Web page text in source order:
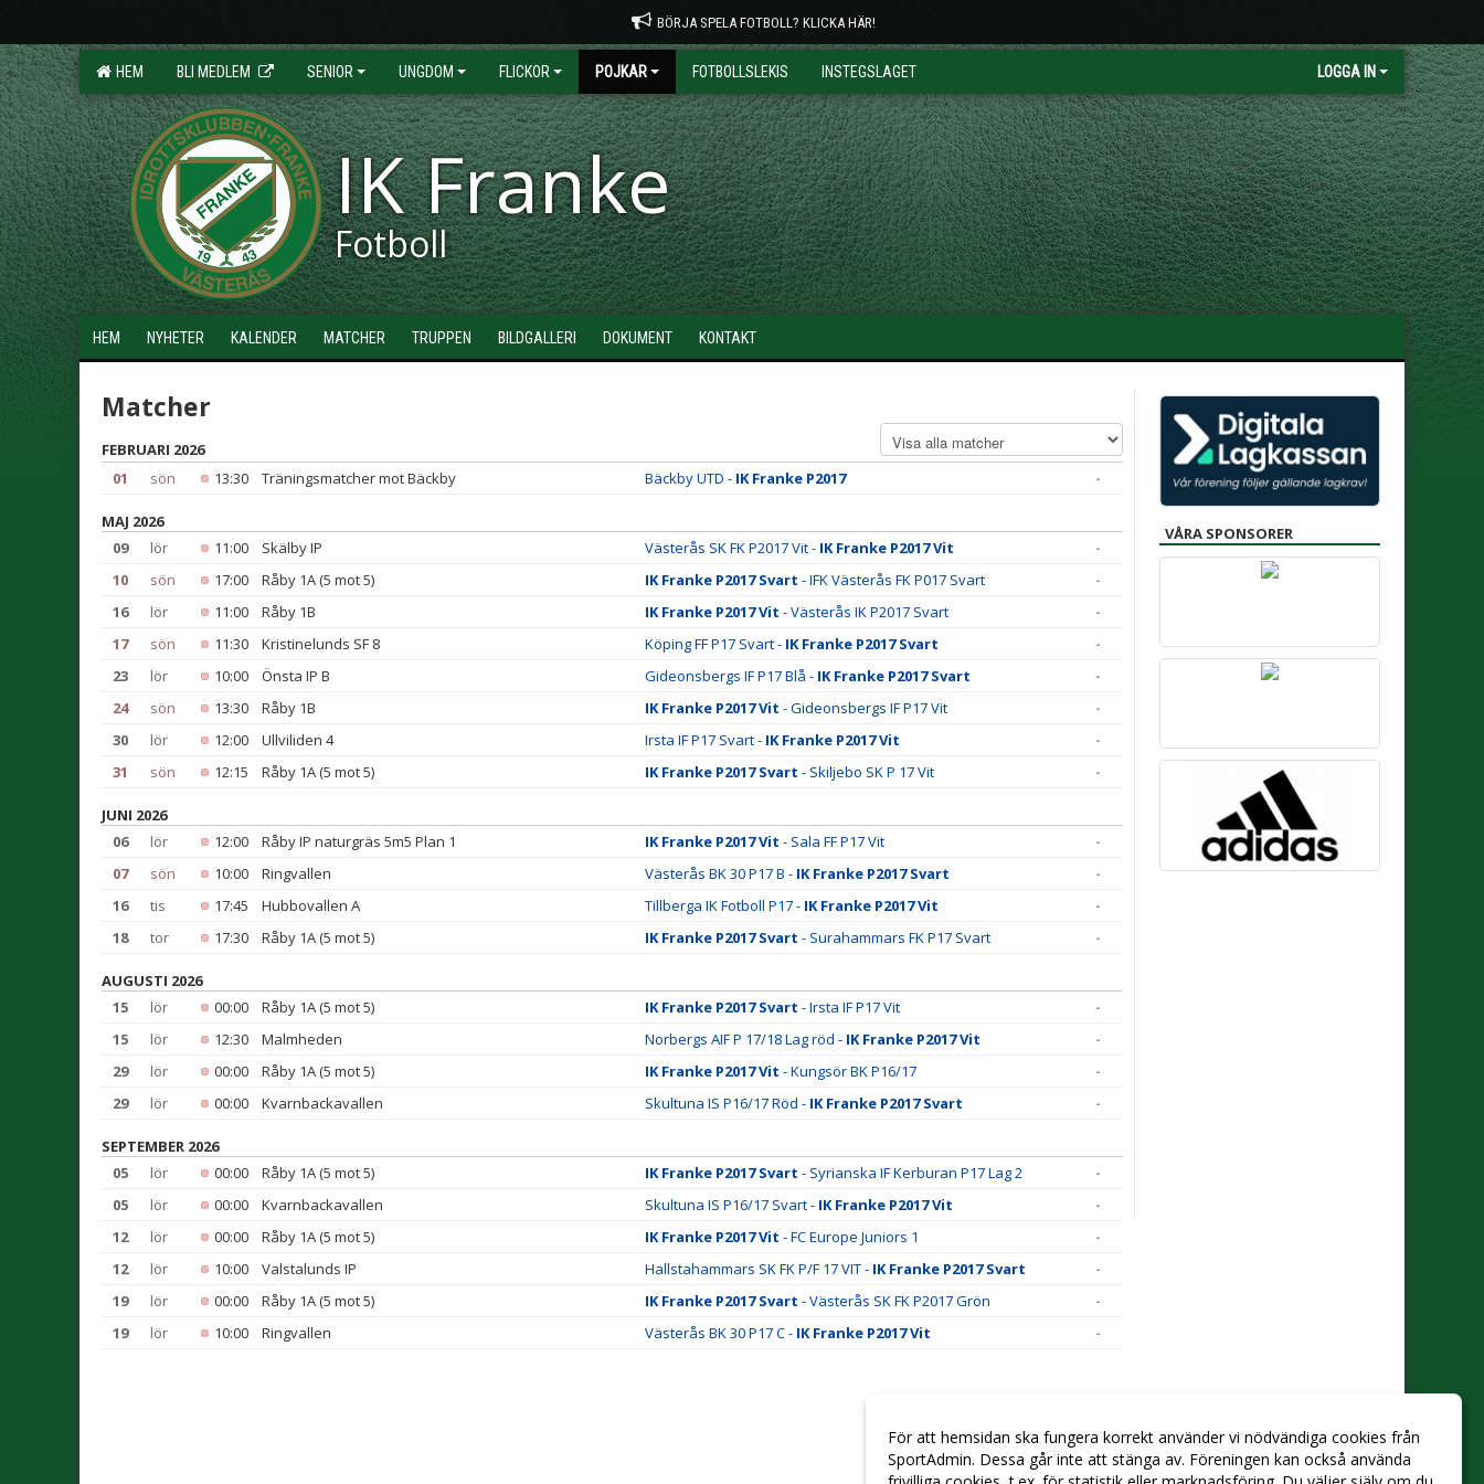
BÖRJA SPELA FOTBOLL? KLICKA HÄR!
HEM BLI MEDLEM SENIOR UNGDOM FLICKOR POJKAR FOTBOLLSLEKIS INSTEGSLAGET LOGGA IN
IK Franke
Fotboll
HEM NYHETER KALENDER MATCHER TRUPPEN BILDGALLERI DOKUMENT KONTAKT
Matcher
FEBRUARI 2026
01
sön 13:30 Träningsmatcher mot Bäckby Bäckby UTD - IK Franke P2017 -
MAJ 2026
09
lör 11:00 Skälby IP Västerås SK FK P2017 Vit - IK Franke P2017 Vit
-
10
sön 17:00 Råby 1A (5 mot 5) IK Franke P2017 Svart - IFK Västerås FK P017 Svart
-
16
lör 11:00 Råby 1B IK Franke P2017 Vit - Västerås IK P2017 Svart
-
17
sön 11:30 Kristinelunds SF 8 Köping FF P17 Svart - IK Franke P2017 Svart
-
23
lör 10:00 Önsta IP B Gideonsbergs IF P17 Blå - IK Franke P2017 Svart
-
24
sön 13:30 Råby 1B IK Franke P2017 Vit - Gideonsbergs IF P17 Vit
-
30
lör 12:00 Ullviliden 4 Irsta IF P17 Svart - IK Franke P2017 Vit
-
31
sön 12:15 Råby 1A (5 mot 5) IK Franke P2017 Svart - Skiljebo SK P 17 Vit -
JUNI 2026
06
lör 12:00 Råby IP naturgräs 5m5 Plan 1 IK Franke P2017 Vit - Sala FF P17 Vit
-
07
sön 10:00 Ringvallen Västerås BK 30 P17 B - IK Franke P2017 Svart
-
16
tis 17:45 Hubbovallen A Tillberga IK Fotboll P17 - IK Franke P2017 Vit
-
18
tor 17:30 Råby 1A (5 mot 5) IK Franke P2017 Svart - Surahammars FK P17 Svart -
AUGUSTI 2026
15
lör 00:00 Råby 1A (5 mot 5) IK Franke P2017 Svart - Irsta IF P17 Vit
-
15
lör 12:30 Malmheden Norbergs AIF P 17/18 Lag röd - IK Franke P2017 Vit
-
29
lör 00:00 Råby 1A (5 mot 5) IK Franke P2017 Vit - Kungsör BK P16/17
-
29
lör 00:00 Kvarnbackavallen Skultuna IS P16/17 Röd - IK Franke P2017 Svart -
SEPTEMBER 2026
05
lör 00:00 Råby 1A (5 mot 5) IK Franke P2017 Svart - Syrianska IF Kerburan P17 Lag 2
-
05
lör 00:00 Kvarnbackavallen Skultuna IS P16/17 Svart - IK Franke P2017 Vit
-
12
lör 00:00 Råby 1A (5 mot 5) IK Franke P2017 Vit - FC Europe Juniors 1
-
12
lör 10:00 Valstalunds IP Hallstahammars SK FK P/F 17 VIT - IK Franke P2017 Svart
-
19
lör 00:00 Råby 1A (5 mot 5) IK Franke P2017 Svart - Västerås SK FK P2017 Grön
-
19
lör 10:00 Ringvallen Västerås BK 30 P17 C - IK Franke P2017 Vit -
VÅRA SPONSORER
För att hemsidan ska fungera korrekt använder vi nödvändiga cookies från
SportAdmin. Dessa går inte att stänga av. Föreningen kan också använda